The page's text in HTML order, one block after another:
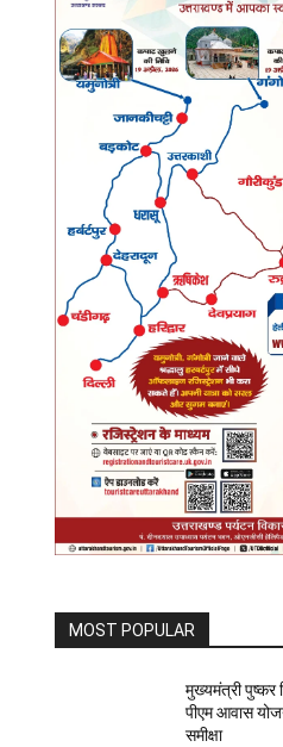
MOST POPULAR
मुख्यमंत्री पुष्कर
पीएम आवास
समीक्षा